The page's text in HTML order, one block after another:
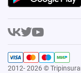
2012- 2026 ©